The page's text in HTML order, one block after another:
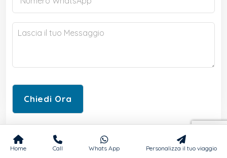
Home Call Whats App Personalizza il tuo viaggio